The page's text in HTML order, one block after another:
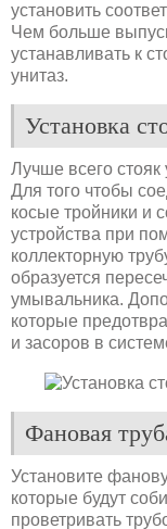
установить
Чем больше
устанавливать к
унитаз.
Установка
Лучше всего стояк
Для того чтобы
косые тройники и
устройства при
коллекторную
образуется
умывальника.
которые
и засоров в
Фановая
Установите
которые будут
проветривать